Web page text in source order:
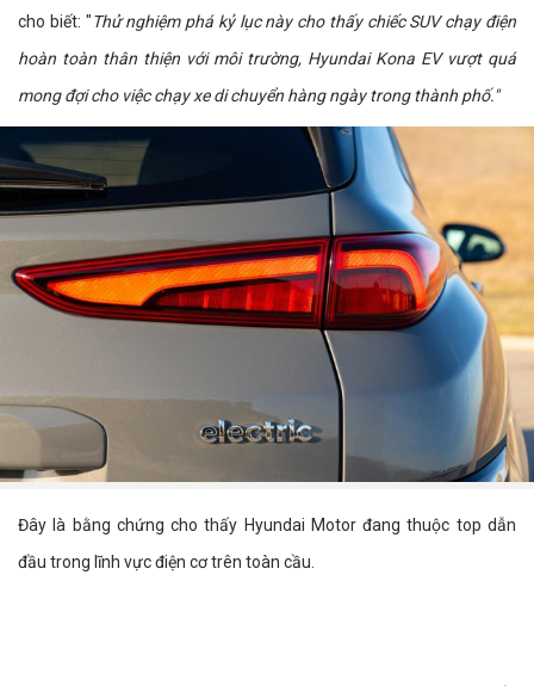
cho biết: "Thử nghiệm phá kỷ lục này cho thấy chiếc SUV chạy điện
hoàn toàn thân thiện với môi trường, Hyundai Kona EV vượt quá
mong đợi cho việc chạy xe di chuyển hàng ngày trong thành phố."
Đây là bằng chứng cho thấy Hyundai Motor đang thuộc top dẫn
đầu trong lĩnh vực điện cơ trên toàn cầu.